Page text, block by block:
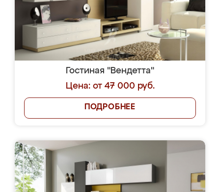
Гостиная "Вендетта"
Цена: от 47 000 руб.
ПОДРОБНЕЕ